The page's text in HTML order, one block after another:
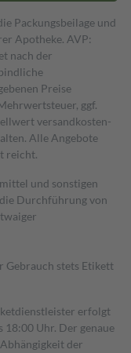
Packungsbeilage und
Apotheke. AVP:
nach der
Preise
ggf.
versand­kosten­
Alle Angebote
reicht.
und sonstigen
Durchführung von
Gebrauch stets Etikett
erfolgt
18:00 Uhr. Der genaue
der